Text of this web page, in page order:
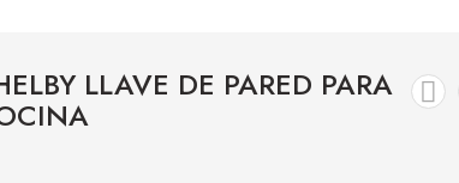
LLAVE DE PARED PARA